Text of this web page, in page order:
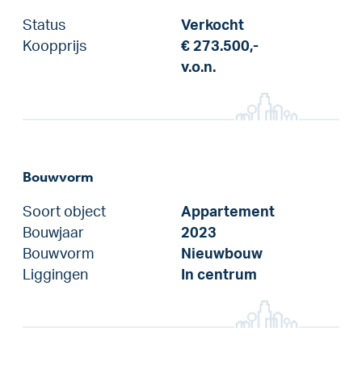
Status
Verkocht
Koopprijs
€ 273.500,-
v.o.n.
Bouwvorm
Soort object
Appartement
Bouwjaar
2023
Bouwvorm
Nieuwbouw
Liggingen
In centrum